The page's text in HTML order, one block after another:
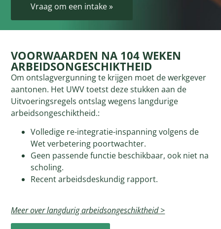
Vraag om een intake »
VOORWAARDEN NA 104 WEKEN
ARBEIDSONGESCHIKTHEID
Om ontslagvergunning te krijgen moet de werkgever
aantonen. Het UWV toetst deze stukken aan de
Uitvoeringsregels ontslag wegens langdurige
arbeidsongeschiktheid.:
Volledige re-integratie-inspanning volgens de
Wet verbetering poortwachter.
Geen passende functie beschikbaar, ook niet na
scholing.
Recent arbeidsdeskundig rapport.
Meer over langdurig arbeidsongeschiktheid >